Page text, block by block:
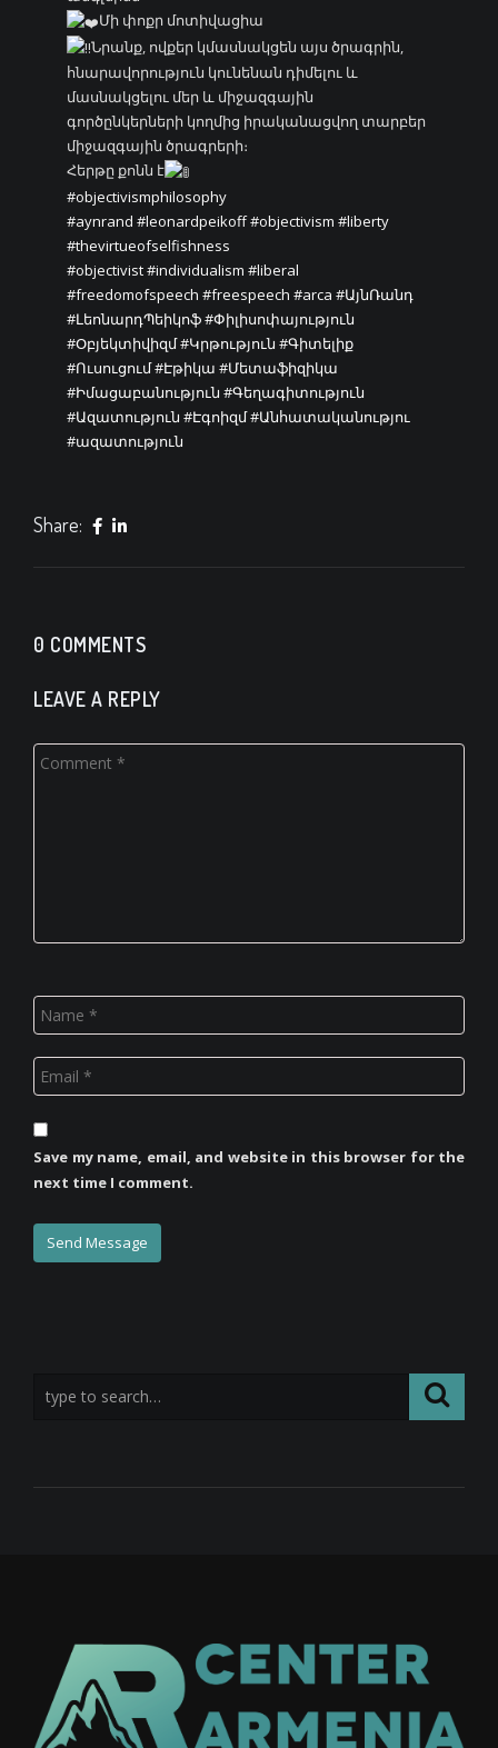
Մի փոքր մոտիվացիա
Նրանք, ովքեր կմասնակցեն այս ծրագրին,
հնարավորություն կունենան դիմելու և
մասնակցելու մեր և միջազգային
գործընկերների կողմից իրականացվող տարբեր
միջազգային ծրագրերի։
Հերթը քոնն է
#objectivismphilosophy
#aynrand #leonardpeikoff#objectivism #liberty
#thevirtueofselfishness
#objectivist#individualism #liberal
#freedomofspeech #freespeech #arca #ԱյնՌանդ
#ԼեոնարդՊեիկոֆ#Փիլիսոփայություն
#Օբյեկտիվիզմ#Կրթություն #Գիտելիք
#Ուսուցում#Էթիկա #Մետաֆիզիկա
#Իմացաբանություն #Գեղագիտություն
#Ազատություն #Էգոիզմ#Անհատականությու
#ազատություն
Share:
0 COMMENTS
LEAVE A REPLY
Save my name, email, and website in this browser for the
next time I comment.